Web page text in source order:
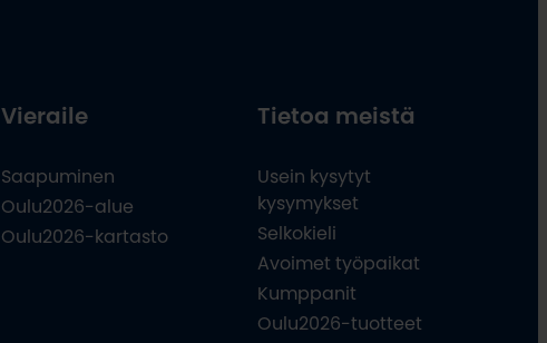
Vieraile
Saapuminen
Oulu2026-alue
Oulu2026-kartasto
Tietoa meistä
Usein kysytyt
kysymykset
Selkokieli
Avoimet työpaikat
Kumppanit
Oulu2026-tuotteet